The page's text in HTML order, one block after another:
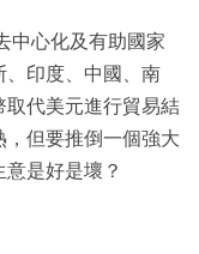
中心化及有助國家
、印度、中國、南
取代美元進行貿易結
但要推倒一個強大
是好是壞？